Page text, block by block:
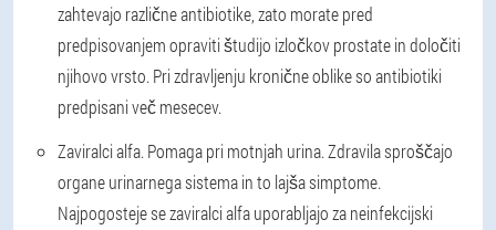
zahtevajo različne antibiotike, zato morate pred
predpisovanjem opraviti študijo izločkov prostate in določiti
njihovo vrsto. Pri zdravljenju kronične oblike so antibiotiki
predpisani več mesecev.
Zaviralci alfa. Pomaga pri motnjah urina. Zdravila sproščajo
organe urinarnega sistema in to lajša simptome.
Najpogosteje se zaviralci alfa uporabljajo za neinfekcijski